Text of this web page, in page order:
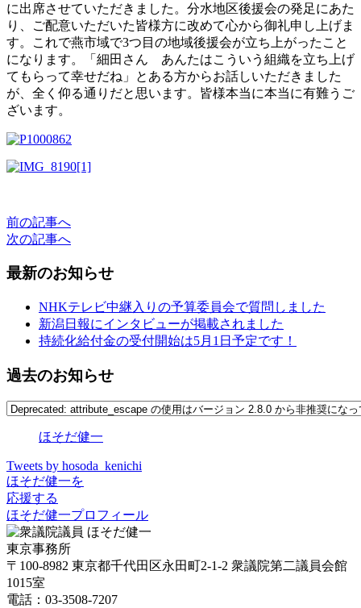
に出席させていただきました。分水地区後援会の発足にあた
り、ご配意いただいた皆様方に改めて心から御礼申し上げま
す。これで燕市域で3つ目の地域後援会が立ち上がったこと
になります。「細田さん あんたはこういう組織を立ち上げ
てもらって幸せだね」とある方からお話しいただきました
が、全く仰る通りだと思います。皆様本当に本当に有難うご
ざいます。
前の記事へ
次の記事へ
最新のお知らせ
NHKテレビ中継入りの予算委員会で質問しました
新潟日報にインタビューが掲載されました
持続化給付金の受付開始は5月1日予定です！
過去のお知らせ
ほそだ健一
Tweets by hosoda_kenichi
ほそだ健一を
応援する
ほそだ健一プロフィール
東京事務所
〒100-8982 東京都千代田区永田町2-1-2 衆議院第二議員会館
1015室
電話：03-3508-7207